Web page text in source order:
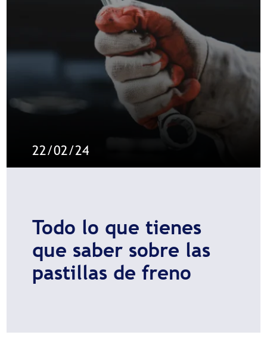
22/02/24
Todo lo que tienes
que saber sobre las
pastillas de freno